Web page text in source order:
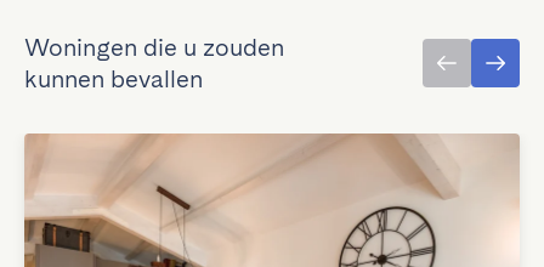
Woningen die u zouden
kunnen bevallen